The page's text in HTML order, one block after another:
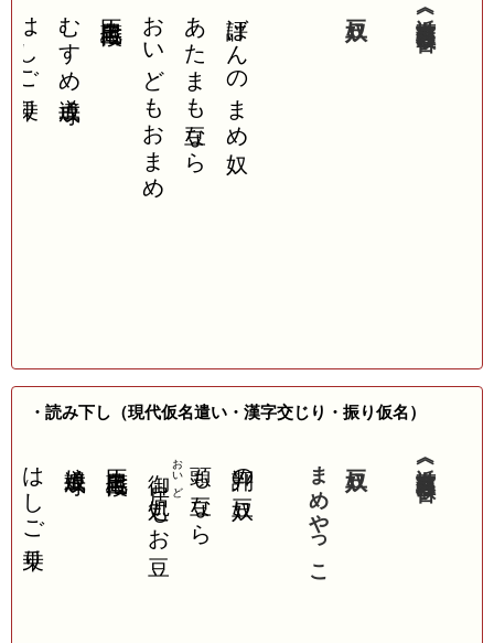
《近世商賈盡狂歌合》
評ばんのまめ奴
あたまも豆なら
おいどもおまめ
むすめ道成寺
はしご乗り
・読み下し（現代仮名遣い・漢字交じり・振り仮名）
《近世商賈尽狂歌合》
まめやっこ
評判の豆奴
頭も豆なら
御居処おいど
もお豆
はしご乗り